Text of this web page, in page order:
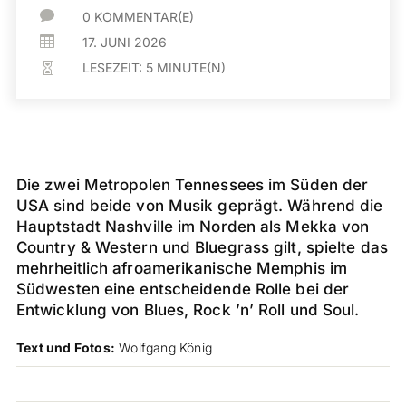
 0 KOMMENTAR(E)
 17. JUNI 2026
 LESEZEIT: 5 MINUTE(N)
Die zwei Metropolen Tennessees im Süden der
USA sind beide von Musik geprägt. Während die
Hauptstadt Nashville im Norden als Mekka von
Country & Western und Bluegrass gilt, spielte das
mehrheitlich afroamerikanische Memphis im
Südwesten eine entscheidende Rolle bei der
Entwicklung von Blues, Rock ’n’ Roll und Soul.
Text und Fotos: Wolfgang König